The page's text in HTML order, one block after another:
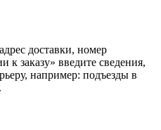
доставки, номер
к заказу» введите сведения,
например: подъезды в